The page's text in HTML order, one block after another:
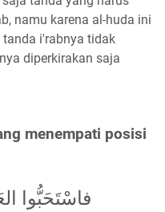
namu karena al-huda ini
i'rabnya tidak
diperkirakan saja
menempati posisi
فاسْتَحَبُّوا